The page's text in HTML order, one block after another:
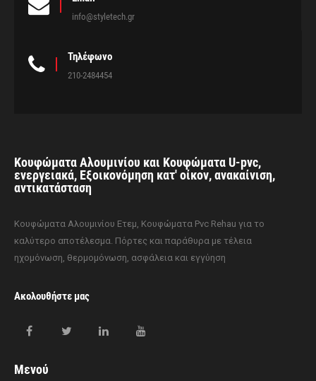
info@styletech.gr
Τηλέφωνο
210-2484454
Κουφώματα Αλουμινίου και Κουφώματα U-pvc,
ενεργειακά, Εξοικονόμηση κατ' οίκον, ανακαίνιση,
αντικατάσταση
Κουφώματα Αλουμινίου Ετεμ, Κουφώματα Pvc Rehau για το
καλύτερο αποτέλεσμα. Πόρτες και παράθυρα με τέλεια
ηχομόνωση, θερμομόνωση, ασφάλεια και εγγύηση
Ακολουθήστε μας
Μενού